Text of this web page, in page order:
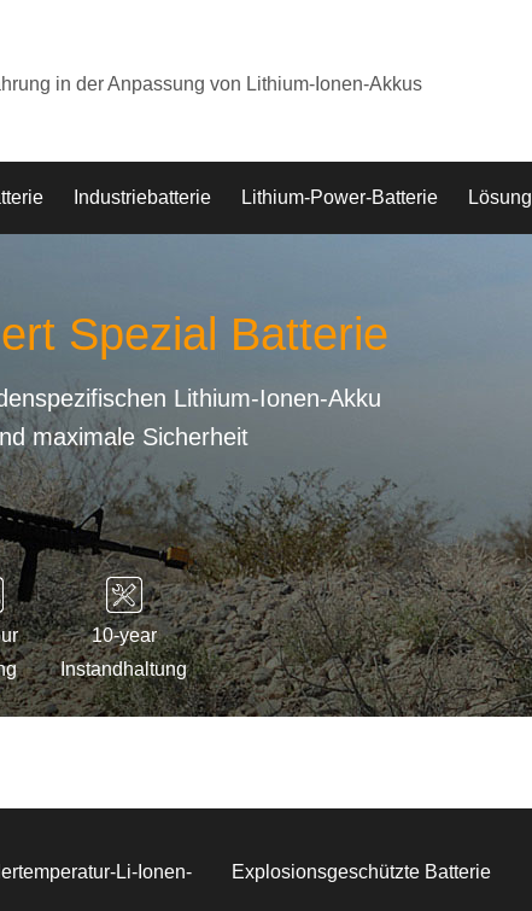
in der Anpassung von Lithium-Ionen-Akkus
Industriebatterie Lithium-Power-Batterie Lösung
Spezial Batterie
Lithium-Ionen-Akku
maximale Sicherheit
10-year
Instandhaltung
Li-Ionen- Explosionsgeschützte Batterie